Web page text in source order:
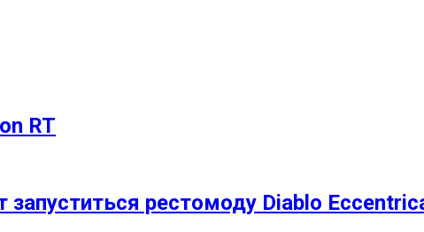
RT
рестомоду Diablo